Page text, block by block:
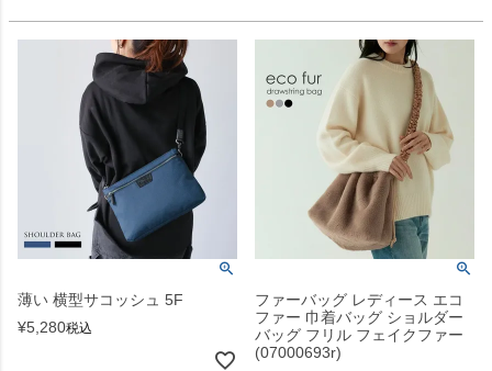
薄い 横型サコッシュ 5F
¥5,280税込
ファーバッグ レディース エコ
ファー 巾着バッグ ショルダー
バッグ フリル フェイクファー
(07000693r)